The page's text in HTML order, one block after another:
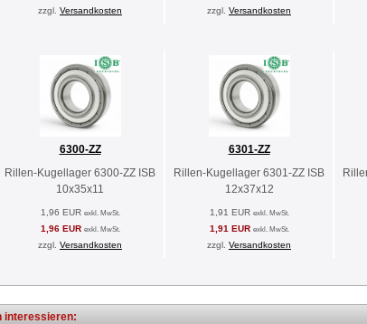
zzgl. Versandkosten zzgl. Versandkosten
6300-ZZ
Rillen-Kugellager 6300-ZZ ISB
10x35x11
1,96 EUR exkl. MwSt.
1,96 EUR exkl. MwSt.
zzgl. Versandkosten
6301-ZZ
Rillen-Kugellager 6301-ZZ ISB
12x37x12
1,91 EUR exkl. MwSt.
1,91 EUR exkl. MwSt.
zzgl. Versandkosten
interessieren: